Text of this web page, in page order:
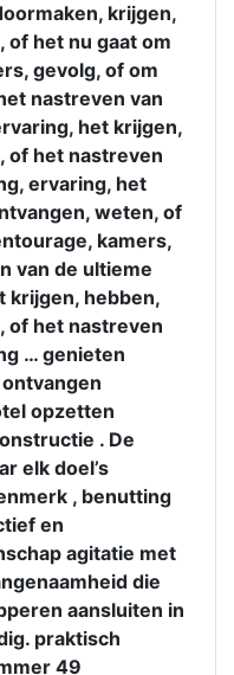
krijgen,
of het nu gaat om
gevolg, of om
nastreven van
het krijgen,
of het nastreven
ervaring, het
weten, of
kamers,
van de ultieme
krijgen, hebben,
of het nastreven
… genieten
opzetten
. De
elk doel’s
, benutting
en
agitatie met
die
aansluiten in
praktisch
49